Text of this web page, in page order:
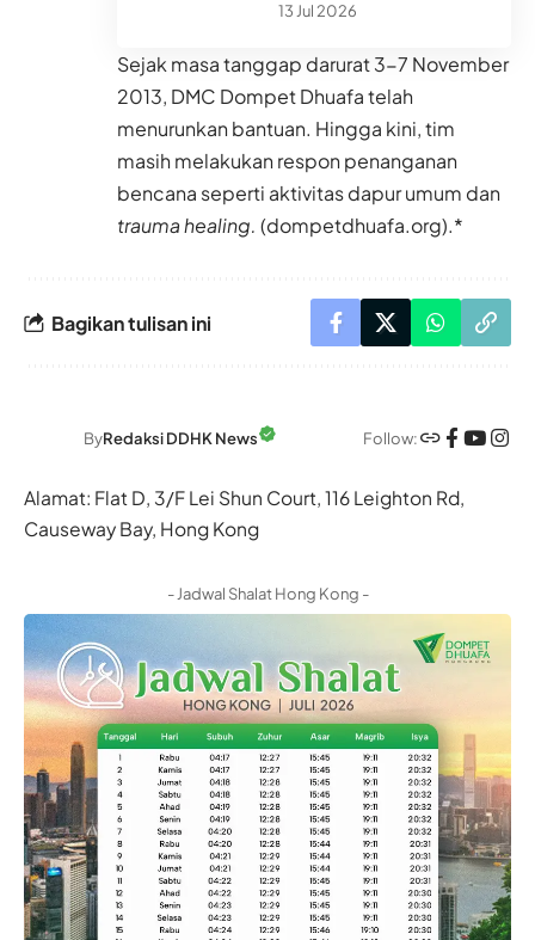
13 Jul 2026
Sejak masa tanggap darurat 3-7 November
2013, DMC Dompet Dhuafa telah
menurunkan bantuan. Hingga kini, tim
masih melakukan respon penanganan
bencana seperti aktivitas dapur umum dan
trauma healing. (dompetdhuafa.org).*
Bagikan tulisan ini
ByRedaksi DDHK News Follow:
Alamat: Flat D, 3/F Lei Shun Court, 116 Leighton Rd,
Causeway Bay, Hong Kong
- Jadwal Shalat Hong Kong -